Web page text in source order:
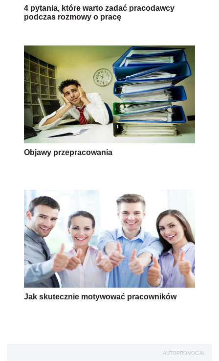
4 pytania, które warto zadać pracodawcy
podczas rozmowy o pracę
Objawy przepracowania
Jak skutecznie motywować pracowników
AUTOPROMOCJA